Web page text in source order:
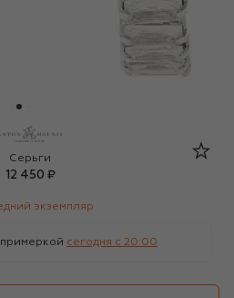
Anton Heunis
Серьги
12 450 ₽
экземпляр
примеркой сегодня c 20:00